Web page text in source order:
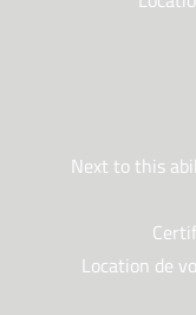
Next to this
Location de